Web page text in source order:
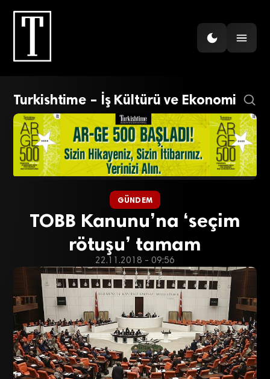
Turkishtime – İş Kültürü ve Ekonomi
GÜNDEM
TOBB Kanunu’na ‘seçim
rötuşu’ tamam
22.11.2018 - 09:56